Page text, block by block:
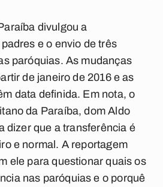
divulgou a
e o envio de três
paróquias. As mudanças
de janeiro de 2016 e as
data definida. Em nota, o
da Paraíba, dom Aldo
dizer que a transferência é
e normal. A reportagem
ele para questionar quais os
nas paróquias e o porquê